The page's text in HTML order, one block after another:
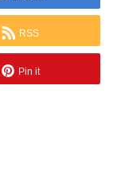
RSS
Pin it